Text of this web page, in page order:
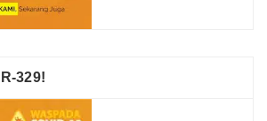
329!